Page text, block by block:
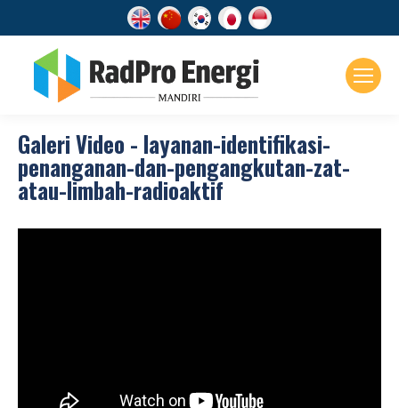
Galeri Video - layanan-identifikasi-
penanganan-dan-pengangkutan-zat-
atau-limbah-radioaktif